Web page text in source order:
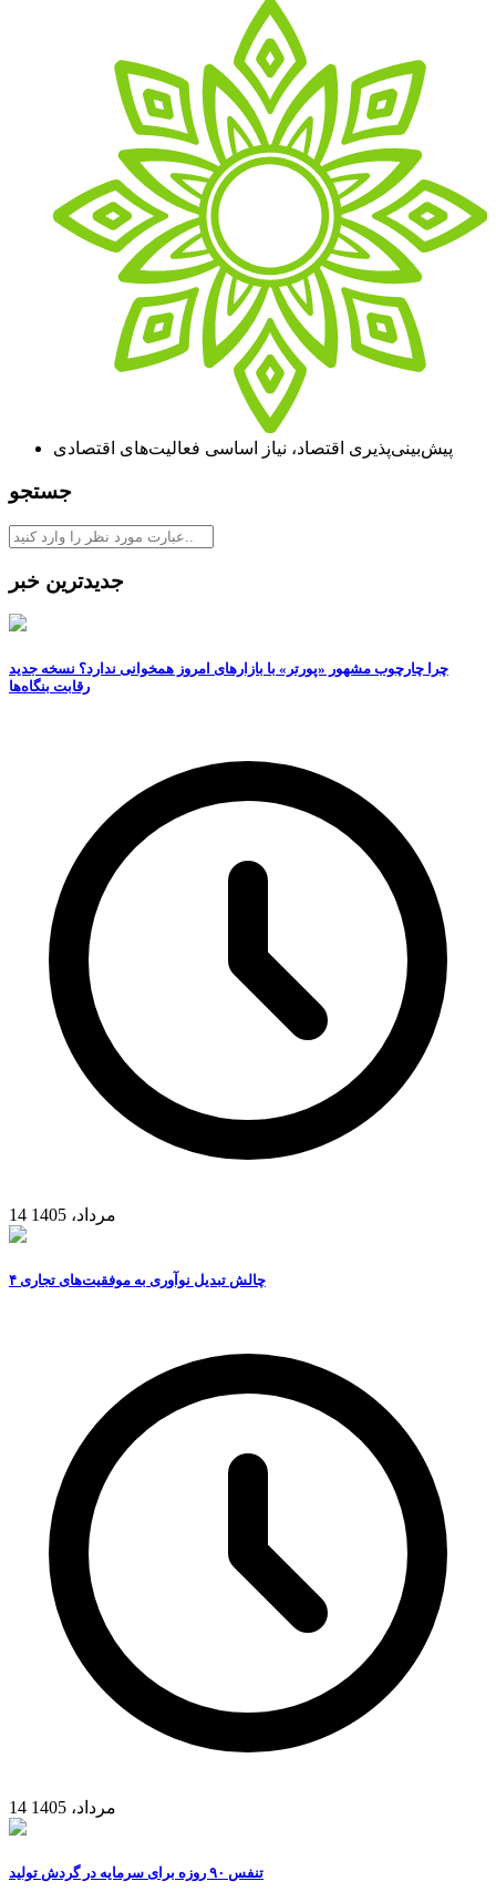
پیش‌بینی‌پذیری اقتصاد، نیاز اساسی فعالیت‌های اقتصادی
جستجو
جدیدترین خبر
چرا چارچوب مشهور «پورتر» با بازارهای امروز همخوانی ندارد؟ نسخه جدید
رقابت‌ بنگاه‌ها
14 مرداد، 1405
۴ چالش تبدیل نوآوری به موفقیت‌های تجاری
14 مرداد، 1405
تنفس ۹۰ روزه برای سرمایه در گردش تولید